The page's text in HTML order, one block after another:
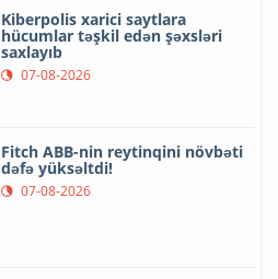
Kiberpolis xarici saytlara
hücumlar təşkil edən şəxsləri
saxlayıb
07-08-2026
Fitch ABB-nin reytinqini növbəti
dəfə yüksəltdi!
07-08-2026